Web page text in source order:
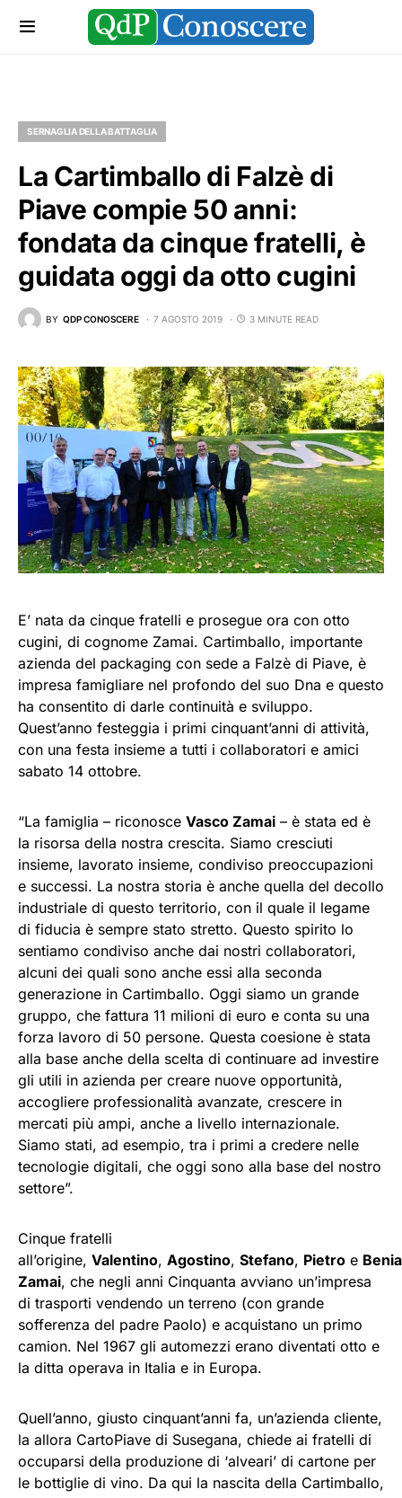
SERNAGLIA DELLA BATTAGLIA
La Cartimballo di Falzè di
Piave compie 50 anni:
fondata da cinque fratelli, è
guidata oggi da otto cugini
BY QDP CONOSCERE 7 AGOSTO 2019 3 MINUTE READ
E’ nata da cinque fratelli e prosegue ora con otto
cugini, di cognome Zamai. Cartimballo, importante
azienda del packaging con sede a Falzè di Piave, è
impresa famigliare nel profondo del suo Dna e questo
ha consentito di darle continuità e sviluppo.
Quest’anno festeggia i primi cinquant’anni di attività,
con una festa insieme a tutti i collaboratori e amici
sabato 14 ottobre.
“La famiglia – riconosce Vasco Zamai – è stata ed è
la risorsa della nostra crescita. Siamo cresciuti
insieme, lavorato insieme, condiviso preoccupazioni
e successi. La nostra storia è anche quella del decollo
industriale di questo territorio, con il quale il legame
di fiducia è sempre stato stretto. Questo spirito lo
sentiamo condiviso anche dai nostri collaboratori,
alcuni dei quali sono anche essi alla seconda
generazione in Cartimballo. Oggi siamo un grande
gruppo, che fattura 11 milioni di euro e conta su una
forza lavoro di 50 persone. Questa coesione è stata
alla base anche della scelta di continuare ad investire
gli utili in azienda per creare nuove opportunità,
accogliere professionalità avanzate, crescere in
mercati più ampi, anche a livello internazionale.
Siamo stati, ad esempio, tra i primi a credere nelle
tecnologie digitali, che oggi sono alla base del nostro
settore”.
Cinque fratelli
all’origine, Valentino, Agostino, Stefano, Pietro e
Zamai, che negli anni Cinquanta avviano un’impresa
di trasporti vendendo un terreno (con grande
sofferenza del padre Paolo) e acquistano un primo
camion. Nel 1967 gli automezzi erano diventati otto e
la ditta operava in Italia e in Europa.
Quell’anno, giusto cinquant’anni fa, un’azienda cliente,
la allora CartoPiave di Susegana, chiede ai fratelli di
occuparsi della produzione di ‘alveari’ di cartone per
le bottiglie di vino. Da qui la nascita della Cartimballo,